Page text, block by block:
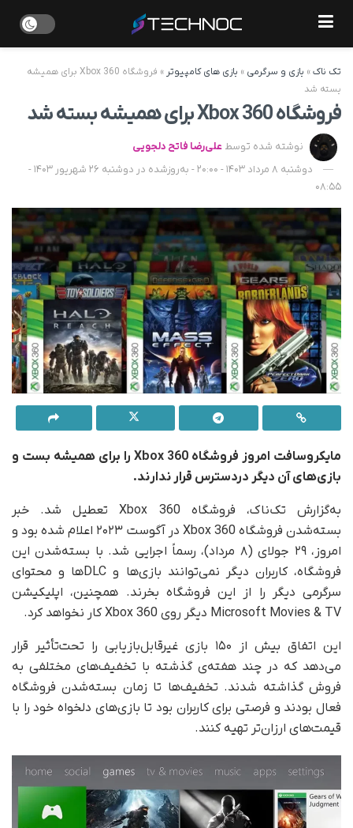
تک ناک»بازی و سرگرمی»بازی های کامپیوتر»
فروشگاه Xbox 360 برای همیشه
بسته شد
فروشگاه Xbox 360 برای همیشه بسته شد
نوشته شده توسطعلی‌رضا فاتح دلجویی
دوشنبه 8 مرداد 1403 - 20:00 - به‌روزشده در دوشنبه 26 شهریور 1403 -
08:55
مایکروسافت امروز فروشگاه Xbox 360 را برای همیشه بست و
بازی‌های آن دیگر دردسترس قرار ندارند.
به‌گزارش تک‌ناک، فروشگاه Xbox 360 تعطیل شد. خبر
بسته‌شدن فروشگاه Xbox 360 در آگوست ۲۰۲۳ اعلام شده بود و
امروز، ۲۹ جولای (۸ مرداد)‌، رسماً اجرایی شد. با بسته‌شدن این
فروشگاه، کاربران دیگر نمی‌توانند بازی‌ها و DLCها و محتوای
سرگرمی دیگر را از این فروشگاه بخرند. همچنین، اپلیکیشن
Microsoft Movies & TV دیگر روی Xbox 360 کار نخواهد کرد.
این اتفاق بیش از ۱۵۰ بازی غیرقابل‌بازیابی را تحت‌تأثیر قرار
می‌دهد که در چند هفته‌ی گذشته با تخفیف‌های مختلفی به
فروش گذاشته شدند. تخفیف‌ها تا زمان بسته‌شدن فروشگاه
فعال بودند و فرصتی برای کاربران بود تا بازی‌های دلخواه خود را با
قیمت‌های ارزان‌تر تهیه کنند.